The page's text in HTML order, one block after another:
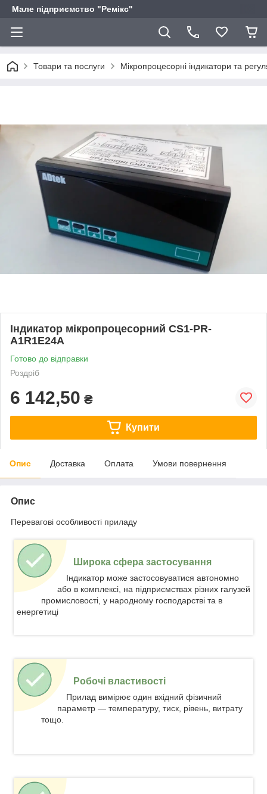
Мале підприємство "Ремікс"
Товари та послуги Мікропроцесорні індикатори та
Індикатор мікропроцесорний CS1-PR-
A1R1E24A
Готово до відправки
Роздріб
6 142,50 ₴
Купити
Опис Доставка Оплата Умови повернення
Опис
Перевагові особливості приладу
Широка сфера застосування
Індикатор може застосовуватися автономно
або в комплексі, на підприємствах різних галузей
промисловості, у народному господарстві та в
енергетиці
Робочі властивості
Прилад вимірює один вхідний фізичний
параметр — температуру, тиск, рівень, витрату
тощо.